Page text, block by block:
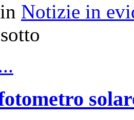
Notizie in